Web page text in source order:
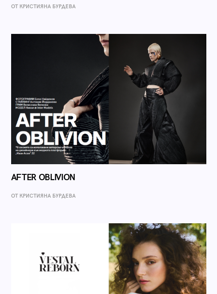
ОТ КРИСТИЯНА БУРДЕВА
AFTER OBLIVION
ОТ КРИСТИЯНА БУРДЕВА